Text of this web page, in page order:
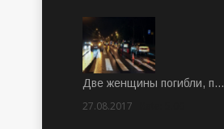
Две женщины погибли, п…
27.08.2017